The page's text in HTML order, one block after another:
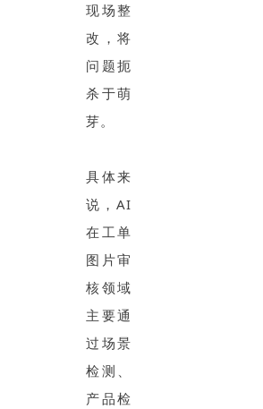
现场整
改，将
问题扼
杀于萌
芽。
具体来
说，AI
在工单
图片审
核领域
主要通
过场景
检测、
产品检